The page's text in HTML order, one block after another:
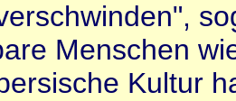
Menschen
Kultur